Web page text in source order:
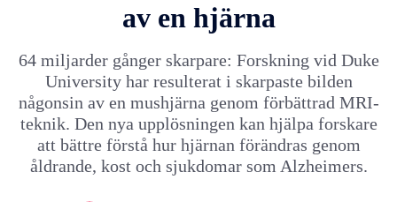
av en hjärna
64 miljarder gånger skarpare: Forskning vid Duke
University har resulterat i skarpaste bilden
någonsin av en mushjärna genom förbättrad MRI-
teknik. Den nya upplösningen kan hjälpa forskare
att bättre förstå hur hjärnan förändras genom
åldrande, kost och sjukdomar som Alzheimers.